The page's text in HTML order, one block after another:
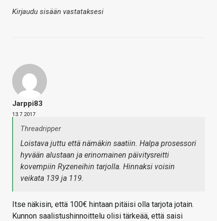
Kirjaudu sisään vastataksesi
Jarppi83
13.7.2017
Threadripper
Loistava juttu että nämäkin saatiin. Halpa prosessori
hyvään alustaan ja erinomainen päivitysreitti
kovempiin Ryzeneihin tarjolla. Hinnaksi voisin
veikata 139 ja 119.
Itse näkisin, että 100€ hintaan pitäisi olla tarjota jotain.
Kunnon saalistushinnoittelu olisi tärkeää, että saisi